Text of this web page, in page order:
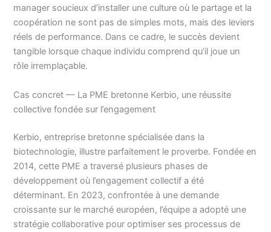
manager soucieux d’installer une culture où le partage et la
coopération ne sont pas de simples mots, mais des leviers
réels de performance. Dans ce cadre, le succès devient
tangible lorsque chaque individu comprend qu’il joue un
rôle irremplaçable.
Cas concret — La PME bretonne Kerbio, une réussite
collective fondée sur l’engagement
Kerbio, entreprise bretonne spécialisée dans la
biotechnologie, illustre parfaitement le proverbe. Fondée en
2014, cette PME a traversé plusieurs phases de
développement où l’engagement collectif a été
déterminant. En 2023, confrontée à une demande
croissante sur le marché européen, l’équipe a adopté une
stratégie collaborative pour optimiser ses processus de